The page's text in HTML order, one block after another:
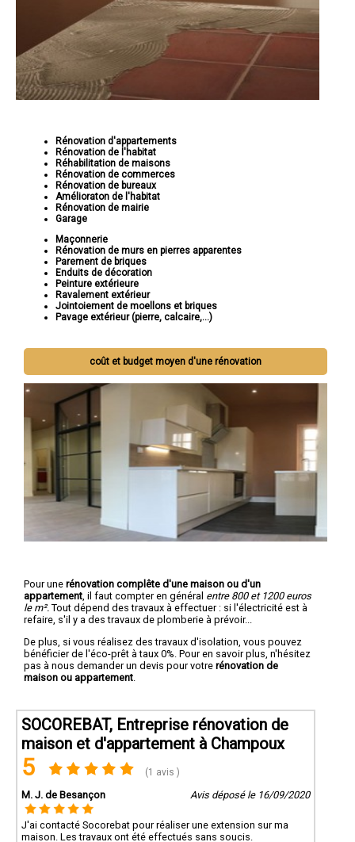
Rénovation d'appartements
Rénovation de l'habitat
Réhabilitation de maisons
Rénovation de commerces
Rénovation de bureaux
Amélioraton de l'habitat
Rénovation de mairie
Garage
Maçonnerie
Rénovation de murs en pierres apparentes
Parement de briques
Enduits de décoration
Peinture extérieure
Ravalement extérieur
Jointoiement de moellons et briques
Pavage extérieur (pierre, calcaire,...)
coût et budget moyen d'une rénovation
Pour une rénovation complête d'une maison ou d'un
appartement , il faut compter en général entre 800 et 1200 euros
le m². Tout dépend des travaux à effectuer : si l'électricité est à
refaire, s'il y a des travaux de plomberie à prévoir...
De plus, si vous réalisez des travaux d'isolation, vous pouvez
bénéficier de l'éco-prêt à taux 0%. Pour en savoir plus, n'hésitez
pas à nous demander un devis pour votre rénovation de
maison ou appartement
SOCOREBAT, Entreprise rénovation de
maison et d'appartement à Champoux
5 (1 avis )
M. J. de Besançon Avis déposé le 16/09/2020
J'ai contacté Socorebat pour réaliser une extension sur ma
maison. Les travaux ont été effectués sans soucis.